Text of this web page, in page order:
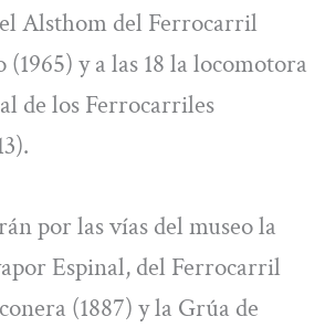
Alsthom del Ferrocarril
y a las 18 la locomotora
de los Ferrocarriles
por las vías del museo la
Espinal, del Ferrocarril
(1887) y la Grúa de